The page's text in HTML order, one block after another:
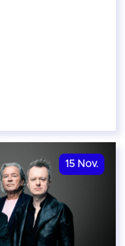
15 Nov.